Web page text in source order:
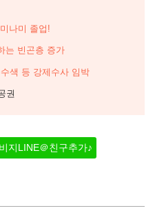
나미 졸업!
는 빈곤층 증가
색 등 강제수사 임박
권
비지LINE＠친구추가♪